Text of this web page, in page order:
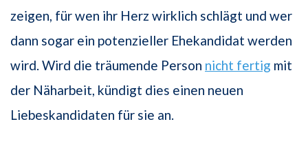
zeigen, für wen ihr Herz wirklich schlägt und wer
dann sogar ein potenzieller Ehekandidat werden
wird. Wird die träumende Person nicht fertig mit
der Näharbeit, kündigt dies einen neuen
Liebeskandidaten für sie an.